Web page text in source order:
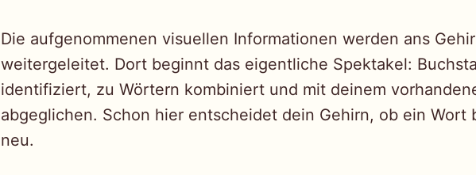
Die aufgenommenen visuellen Informationen werden ans
weitergeleitet. Dort beginnt das eigentliche Spektakel:
identifiziert, zu Wörtern kombiniert und mit deinem
abgeglichen. Schon hier entscheidet dein Gehirn, ob ein Wort
neu.